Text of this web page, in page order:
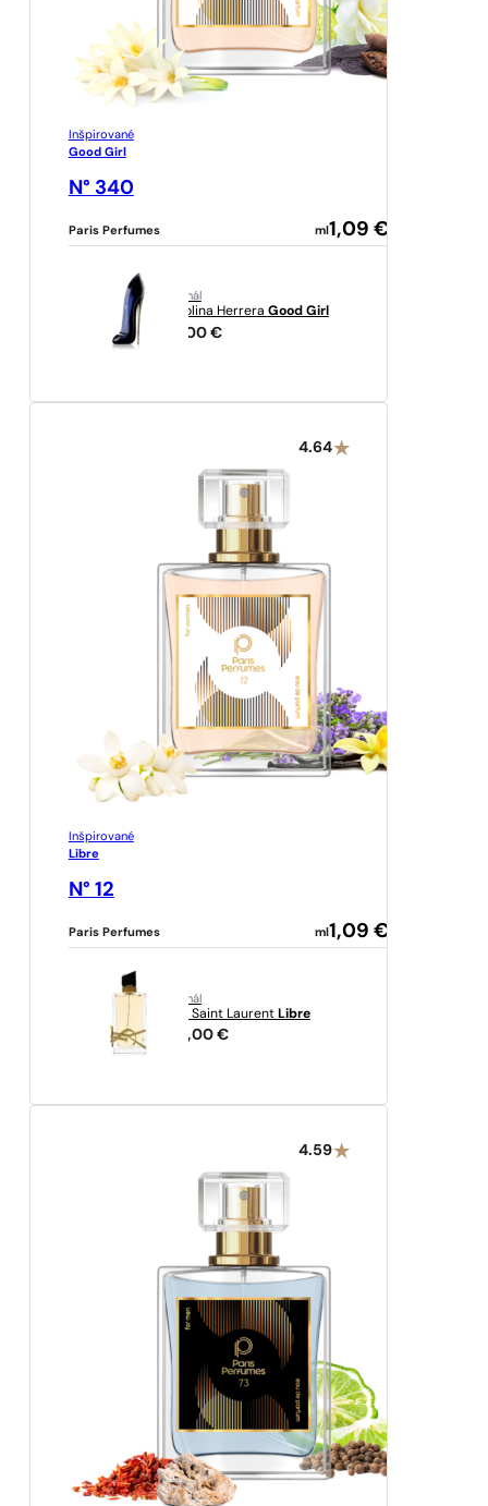
Inšpirované
Good Girl
N° 340
Paris Perfumes ml 1,09 €
originál
Carolina Herrera Good Girl
94,00 €
4.64
Inšpirované
Libre
N° 12
Paris Perfumes ml 1,09 €
originál
Yves Saint Laurent Libre
108,00 €
4.59